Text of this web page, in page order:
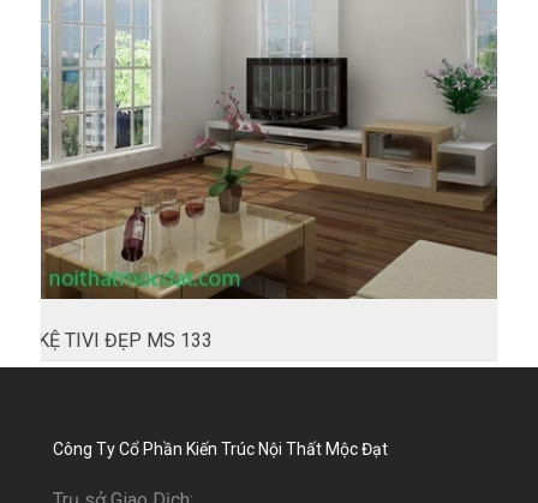
KỆ TIVI ĐẸP MS 133
Công Ty Cổ Phần Kiến Trúc Nội Thất Mộc Đạt